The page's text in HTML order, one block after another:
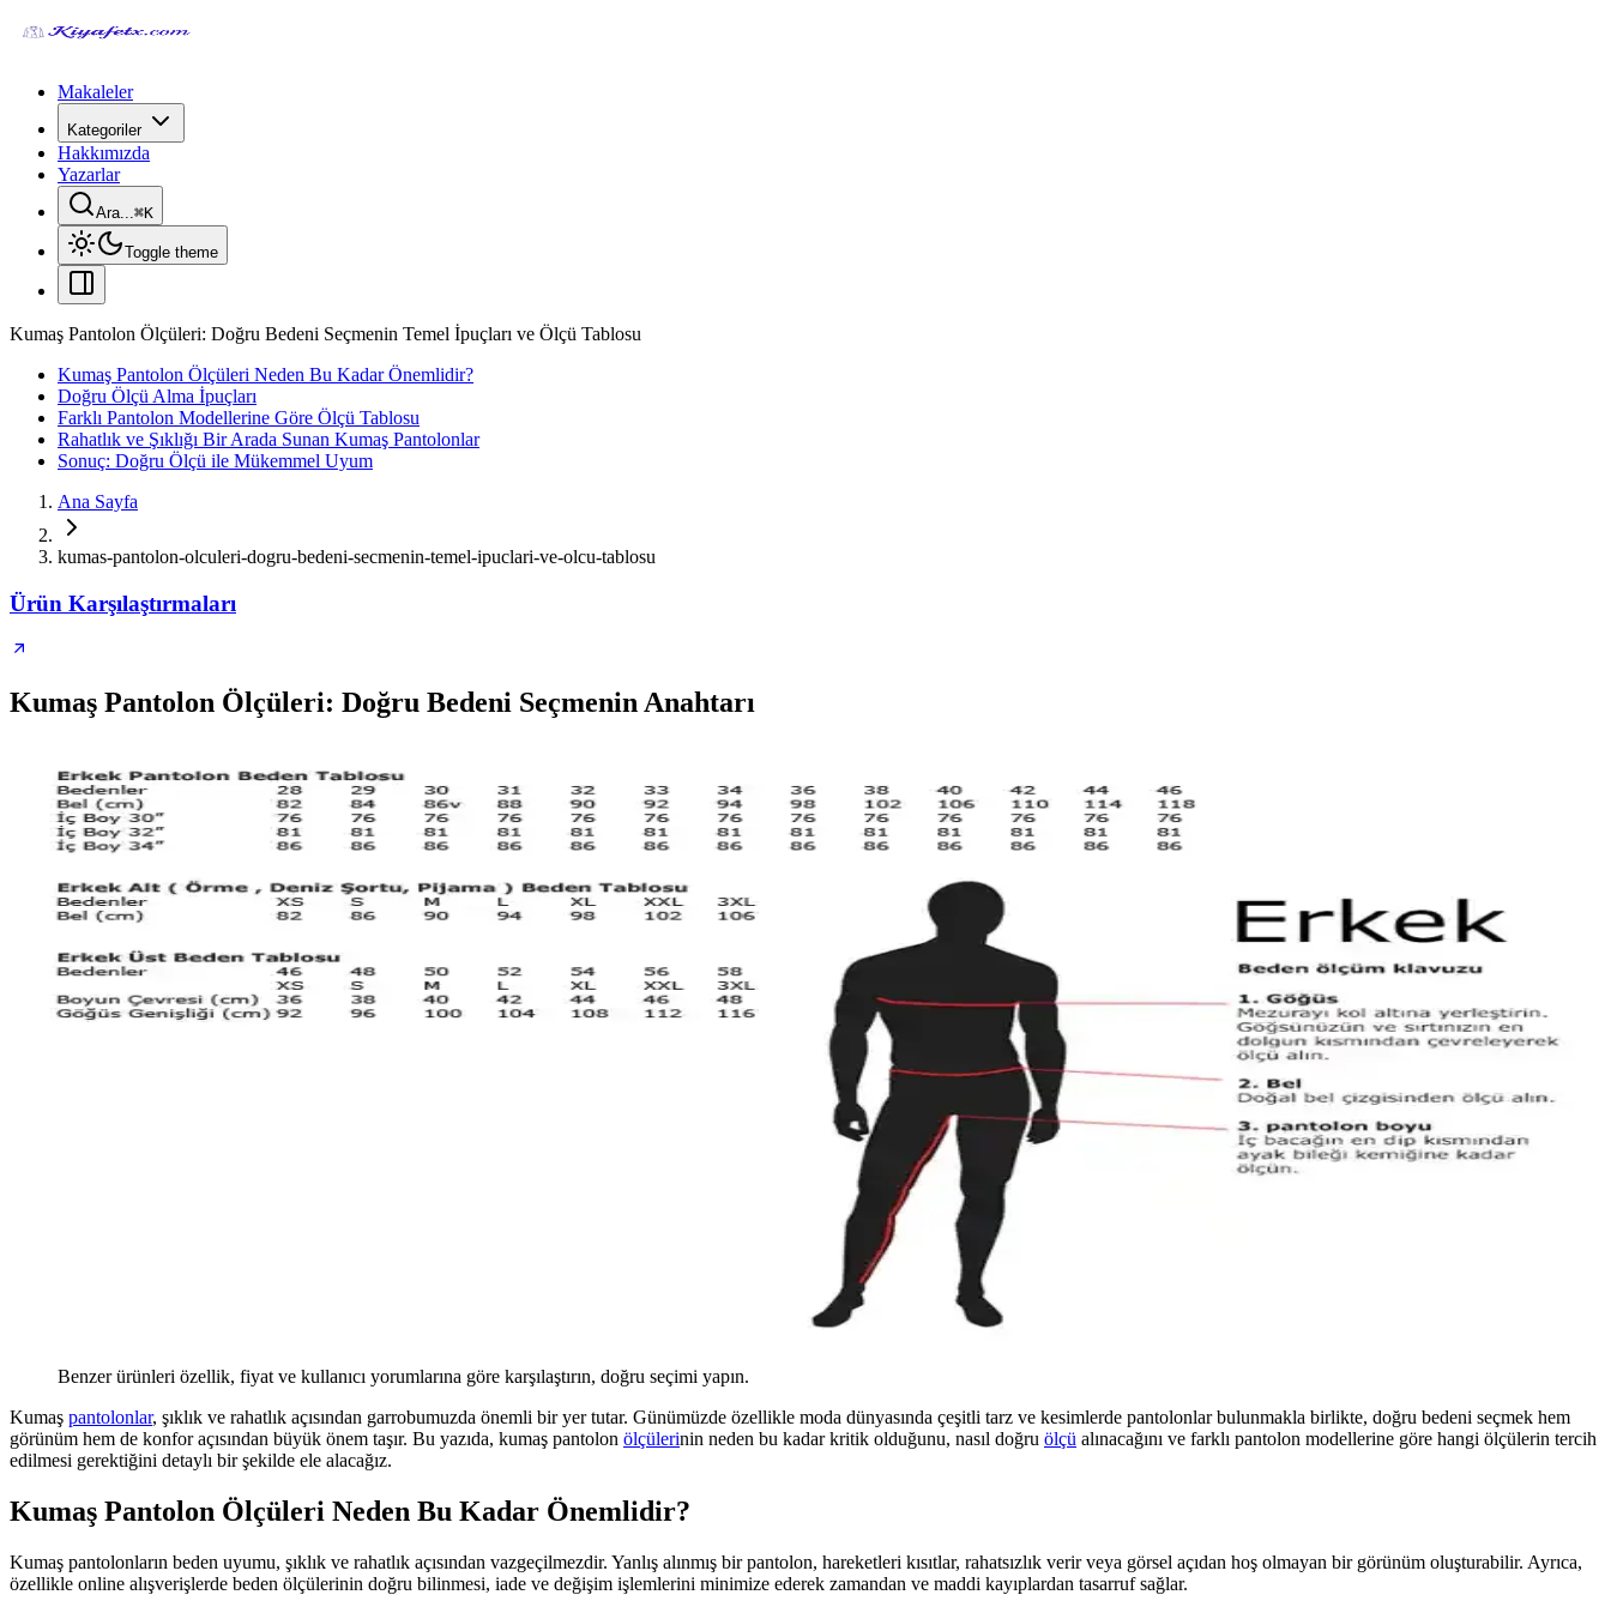
Makaleler
Kategoriler
Hakkımızda
Yazarlar
Ara...⌘K
Toggle theme
Kumaş Pantolon Ölçüleri: Doğru Bedeni Seçmenin Temel İpuçları ve Ölçü Tablosu
Kumaş Pantolon Ölçüleri Neden Bu Kadar Önemlidir?
Doğru Ölçü Alma İpuçları
Farklı Pantolon Modellerine Göre Ölçü Tablosu
Rahatlık ve Şıklığı Bir Arada Sunan Kumaş Pantolonlar
Sonuç: Doğru Ölçü ile Mükemmel Uyum
Ana Sayfa
kumas-pantolon-olculeri-dogru-bedeni-secmenin-temel-ipuclari-ve-olcu-tablosu
Ürün Karşılaştırmaları
Kumaş Pantolon Ölçüleri: Doğru Bedeni Seçmenin Anahtarı
Benzer ürünleri özellik, fiyat ve kullanıcı yorumlarına göre karşılaştırın, doğru seçimi yapın.
Kumaş pantolonlar, şıklık ve rahatlık açısından garrobumuzda önemli bir yer tutar. Günümüzde özellikle moda dünyasında çeşitli tarz ve kesimlerde pantolonlar bulunmakla birlikte, doğru bedeni seçmek hem
görünüm hem de konfor açısından büyük önem taşır. Bu yazıda, kumaş pantolon ölçülerinin neden bu kadar kritik olduğunu, nasıl doğru ölçü alınacağını ve farklı pantolon modellerine göre hangi ölçülerin tercih
edilmesi gerektiğini detaylı bir şekilde ele alacağız.
Kumaş Pantolon Ölçüleri Neden Bu Kadar Önemlidir?
Kumaş pantolonların beden uyumu, şıklık ve rahatlık açısından vazgeçilmezdir. Yanlış alınmış bir pantolon, hareketleri kısıtlar, rahatsızlık verir veya görsel açıdan hoş olmayan bir görünüm oluşturabilir. Ayrıca,
özellikle online alışverişlerde beden ölçülerinin doğru bilinmesi, iade ve değişim işlemlerini minimize ederek zamandan ve maddi kayıplardan tasarruf sağlar.